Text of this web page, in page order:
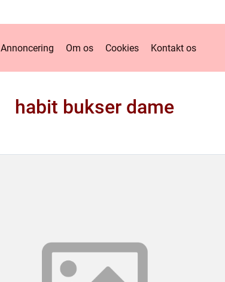
Annoncering Om os Cookies Kontakt os
habit bukser dame